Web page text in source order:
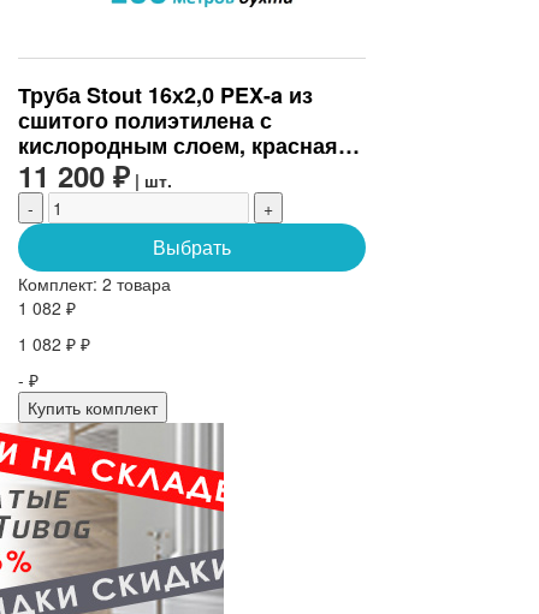
Труба Stout 16х2,0 PEX-a из
сшитого полиэтилена с
кислородным слоем, красная
(бухта 100 м) (SPX-0002-101620)
11 200 ₽ | шт.
-
+
Выбрать
Комплект: 2 товара
1 082 ₽
1 082 ₽ ₽
- ₽
Купить комплект